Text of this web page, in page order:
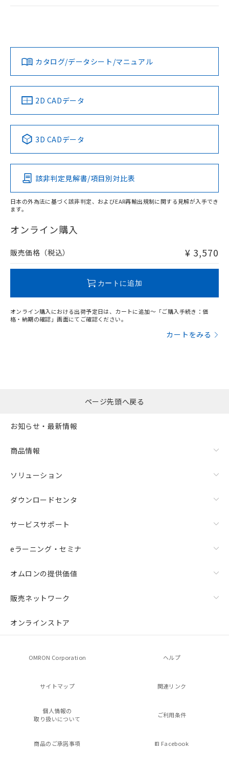
ログイン/会員登録
ダウンロードデータをご利用いただく前に、以下を必ずお読
みください。
ソフトウェアの使用条件
EU RoHS 注意事項・凡例
対応済み
中国 RoHS 注意事項・凡例
Pb Hg Cd Cr(VI)
O
在庫等で未対応品が混在する可能性があります。
問い合わせください。
カタログ/データシート/マニュアル
2D CADデータ
3D CADデータ
該非判定見解書/項目別対比表
日本の外為法に基づく該非判定、およびEAR再輸出規制に関する見解が入手でき
ます。
オンライン購入
販売価格（税込） ¥ 3,570
カートに追加
オンライン購入における出荷予定日は、カートに追加～「ご購入手続き：価
格・納期の確認」画面にてご確認ください。
カートをみる
ページ先頭へ戻る
お知らせ・最新情報
商品情報
ソリューション
ダウンロードセンタ
サービスサポート
eラーニング・セミナ
オムロンの提供価値
販売ネットワーク
オンラインストア
OMRON Corporation ヘルプ
サイトマップ 関連リンク
個人情報の
取り扱いについて
ご利用条件
商品のご承諾事項 Facebook